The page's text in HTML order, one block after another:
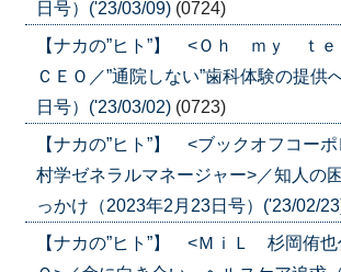
日号）('23/03/09) (0724)
【ナカの”ヒト”】 <Ｏｈ ｍｙ ｔｅ
ＣＥＯ／”通院しない”歯科体験の提供
日号）('23/03/02) (0723)
【ナカの”ヒト”】 <ブックオフコー
村学ゼネラルマネージャー>／知人の
っかけ（2023年2月23日号）('23/02/
【ナカの”ヒト”】 <ＭｉＬ 杉岡侑也